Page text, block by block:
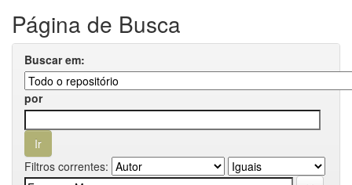
Página de Busca
Buscar em:
por
Filtros correntes: